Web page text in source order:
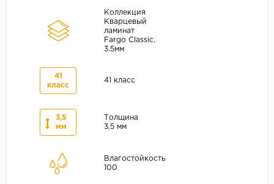
Коллекция
Кварцевый
ламинат
Fargo Classic,
3.5мм
41
класс
41 класс
3,5
мм
Толщина
3,5 мм
Влагостойкость
100